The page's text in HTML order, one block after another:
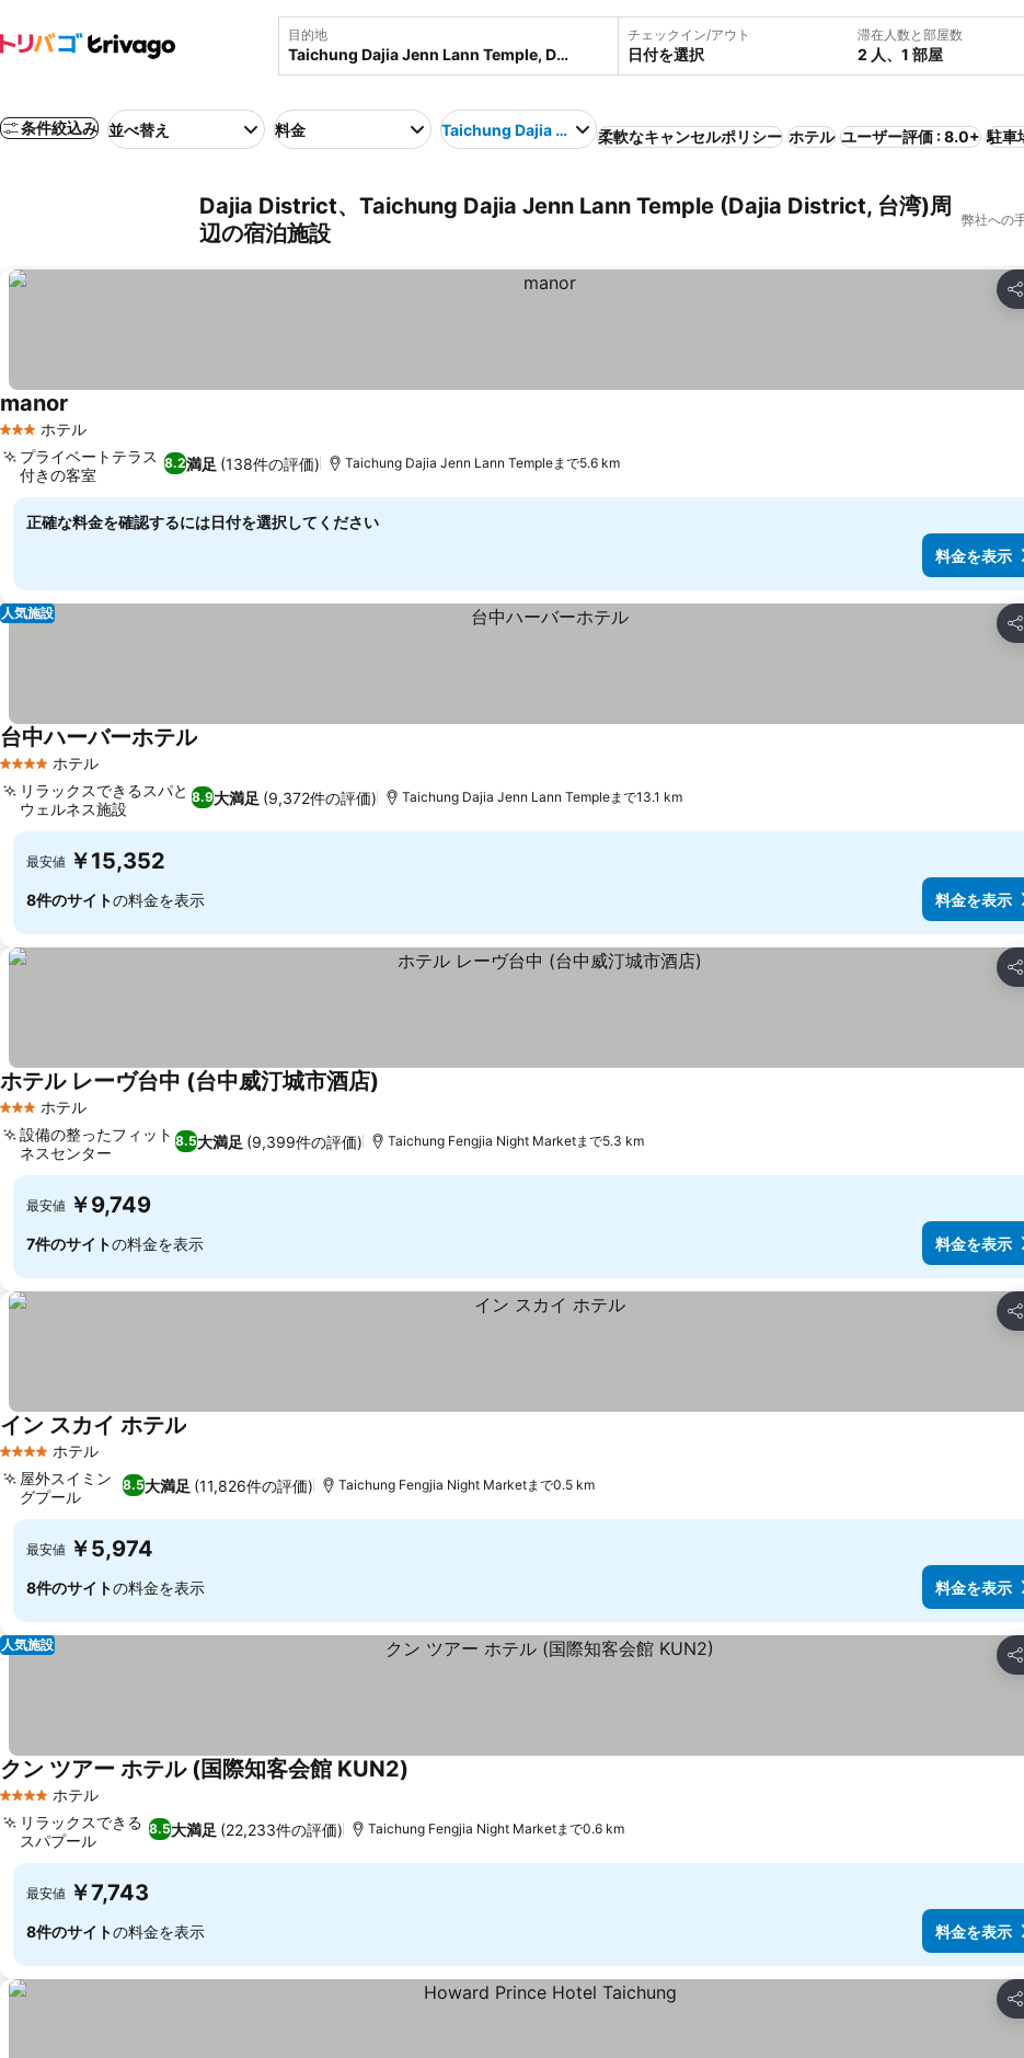
目的地 チェックイン/アウト
日付を選択
滞在人数と部屋数
2 人、1 部屋
条件絞込み 並べ替え 料金 Taichung Dajia Jenn Lann Temple柔軟なキャンセルポリシー ホテル ユーザー評価 : 8.0+ 駐車
Dajia District、Taichung Dajia Jenn Lann Temple (Dajia District, 台湾)周
辺の宿泊施設
弊社への
3 ホテルのランク
ホテル
manor
8.2満足 (138件の評価)
プライベートテラス
付きの客室
Taichung Dajia Jenn Lann Templeまで5.6 km
正確な料金を確認するには日付を選択してください
料金を表示
人気施設
4 ホテルのランク
ホテル
台中ハーバーホテル
8.9大満足 (9,372件の評価)
リラックスできるスパと
ウェルネス施設
Taichung Dajia Jenn Lann Templeまで13.1 km
最安値 ￥15,352
8件のサイトの料金を表示 料金を表示
3 ホテルのランク
ホテル
ホテル レーヴ台中 (台中威汀城市酒店)
8.5大満足 (9,399件の評価)
設備の整ったフィット
ネスセンター
Taichung Fengjia Night Marketまで5.3 km
最安値 ￥9,749
7件のサイトの料金を表示 料金を表示
4 ホテルのランク
ホテル
イン スカイ ホテル
8.5大満足 (11,826件の評価)
屋外スイミン
グプール
Taichung Fengjia Night Marketまで0.5 km
最安値 ￥5,974
8件のサイトの料金を表示 料金を表示
人気施設
4 ホテルのランク
ホテル
クン ツアー ホテル (国際知客会館 KUN2)
8.5大満足 (22,233件の評価)
リラックスできる
スパプール
Taichung Fengjia Night Marketまで0.6 km
最安値 ￥7,743
8件のサイトの料金を表示 料金を表示